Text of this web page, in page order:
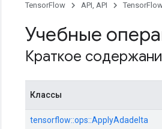
TensorFlow API, API
Учебные
Краткое
Классы
tensorflow::ops::ApplyAdadelta